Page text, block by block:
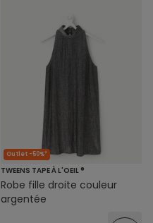
Outlet -50%*
TWEENS TAPE À L'OEIL ®
Robe fille droite couleur
argentée